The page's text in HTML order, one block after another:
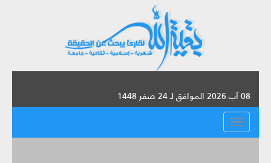
08 آب 2026 الموافق لـ 24 صفر 1448
القائمة